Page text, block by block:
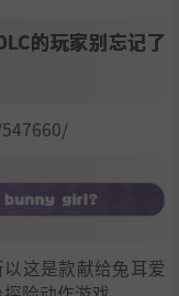
的玩家别忘记了
这是款献给兔耳爱